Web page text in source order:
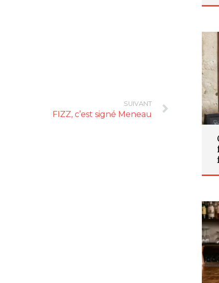
SUIVANT
FIZZ, c’est signé Meneau